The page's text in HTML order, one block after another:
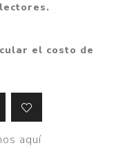
el costo de
aquí